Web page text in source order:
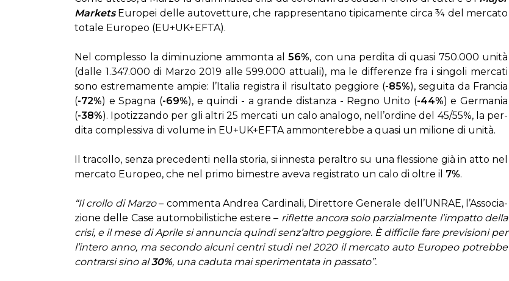
Mar­ke­tsEu­ro­pei del­le au­to­vet­tu­re, che rap­pre­sen­ta­no ti­pi­ca­men­te cir­ca ¾ del mer­ca­to
to­ta­le Eu­ro­peo (EU+UK+EF­TA).
Nel com­ples­so la di­mi­nu­zio­ne am­mon­ta al56%, con una per­di­ta di qua­si 750.000 uni­tà
(dal­le 1.347.000 di Mar­zo 2019 al­le 599.000 at­tua­li), ma le dif­fe­ren­ze fra i sin­go­li mer­ca­ti
so­no estre­ma­men­te am­pie: l’I­ta­lia re­gi­stra il ri­sul­ta­to peg­gio­re (-85%), se­gui­ta da Fran­cia
(-72%) e Spa­gna (-69%), e quin­di - a gran­de di­stan­za - Re­gno Uni­to (-44%) e Ger­ma­nia
(-38%). Ipo­tiz­zan­do per gli al­tri 25 mer­ca­ti un ca­lo ana­lo­go, nel­l’or­di­ne del 45/55%, la per­
di­ta com­ples­si­va di vo­lu­me in EU+UK+EF­TA am­mon­te­reb­be a qua­si un mi­lio­ne di uni­tà.
Il tra­col­lo, sen­za pre­ce­den­ti nel­la sto­ria, si in­ne­sta pe­ral­tro su una fles­sio­ne già in at­to nel
mer­ca­to Eu­ro­peo, che nel pri­mo bi­me­stre ave­va re­gi­stra­to un ca­lo di ol­tre il 7%.
“Il crol­lo di Mar­zo– com­men­ta An­drea Car­di­na­li, Di­ret­to­re Ge­ne­ra­le del­l’UN­RAE, l’As­so­cia­
zio­ne del­le Ca­se au­to­mo­bi­li­sti­che este­re – ri­flet­te an­co­ra so­lo par­zial­men­te l’im­pat­to del­la
cri­si, e il me­se di Apri­le si an­nun­cia quin­di sen­z’al­tro peg­gio­re. È dif­fi­ci­le fa­re pre­vi­sio­ni per
l’in­te­ro an­no, ma se­con­do al­cu­ni cen­tri stu­di nel 2020 il mer­ca­to au­to Eu­ro­peo po­treb­be
con­trar­si si­no al30%, una ca­du­ta mai spe­ri­men­ta­ta in pas­sa­to”.